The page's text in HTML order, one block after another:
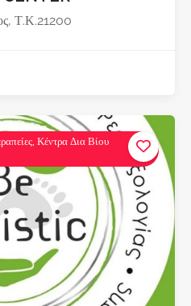
Τ.Κ.21200
Κέντρα Δια Βίου